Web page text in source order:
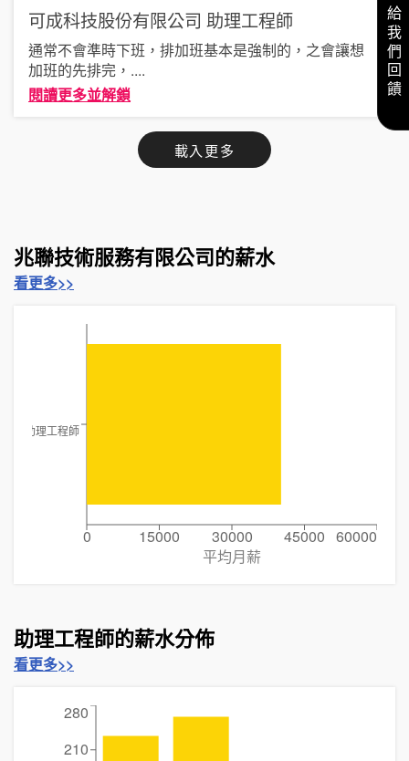
可成科技股份有限公司 助理工程師
通常不會準時下班，排加班基本是強制的，之會讓想
加班的先排完， ....
閱讀更多並解鎖
載入更多
兆聯技術服務有限公司的薪水
看更多>>
0 15000 30000 45000 60000
平均月薪
助理工程師
助理工程師的薪水分佈
看更多>>
210
280
給我們回饋